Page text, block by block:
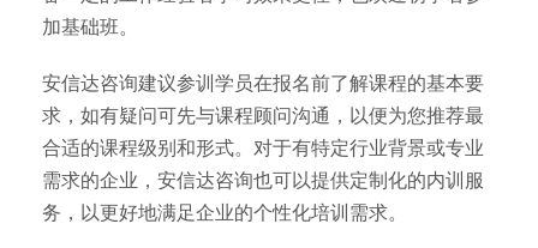
加基础班。
安信达咨询建议参训学员在报名前了解课程的基本要
求，如有疑问可先与课程顾问沟通，以便为您推荐最
合适的课程级别和形式。对于有特定行业背景或专业
需求的企业，安信达咨询也可以提供定制化的内训服
务，以更好地满足企业的个性化培训需求。